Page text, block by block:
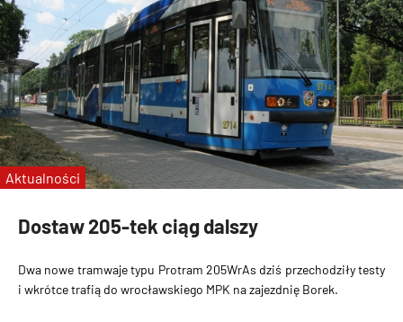
Dostaw 205-tek ciąg dalszy
Dwa nowe tramwaje typu Protram 205WrAs dziś przechodziły testy
i wkrótce trafią do wrocławskiego MPK na zajezdnię Borek.
Aktualności